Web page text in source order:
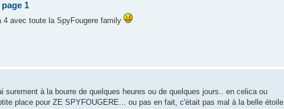
1
4 avec toute la SpyFougere family
à la bourre de quelques heures ou de quelques jours.. en celica ou
place pour ZE SPYFOUGERE... ou pas en fait, c'était pas mal à la belle étoile